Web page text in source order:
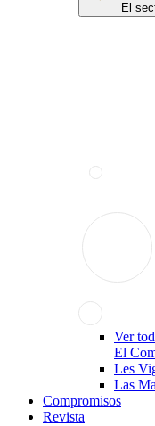
El
Ver
El
Les
Las
Compromisos
Revista